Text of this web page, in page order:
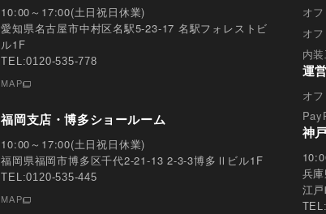
人情報を提供されるかどう
項目をいただけない場合、
10:00～17:00(土日祝日休業)
愛知県名古屋市中村区名駅5-23-17 名駅フォレストビ
ル1F
TEL:0120-535-778
MAP
福岡支店・博多ショールーム
10:00～17:00(土日祝日休業)
福岡県福岡市博多区千代2-21-13 2-3-3博多Ⅱビル1F
TEL:0120-535-445
MAP
オ
オ
内
運
オ
神
兵
江